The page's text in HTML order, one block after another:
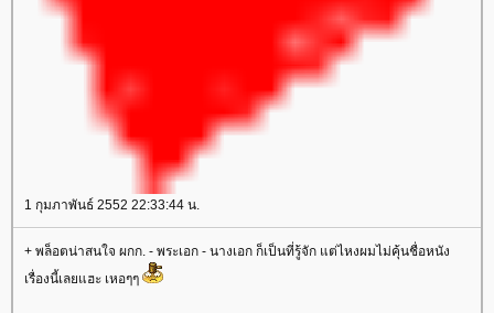
1 กุมภาพันธ์ 2552 22:33:44 น.
+ พล็อตน่าสนใจ ผกก. - พระเอก - นางเอก ก็เป็นที่รู้จัก แต่ไหงผมไม่คุ้นชื่อหนัง
เรื่องนี้เลยแฮะ เหอๆๆ